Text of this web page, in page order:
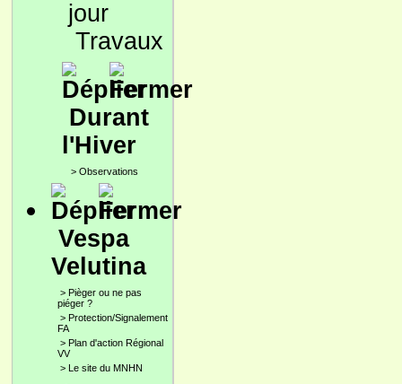
Travaux
Durant
l'Hiver
> Observations
Vespa
Velutina
> Pièger ou ne pas
piéger ?
> Protection/Signalement
FA
> Plan d'action Régional
VV
> Le site du MNHN